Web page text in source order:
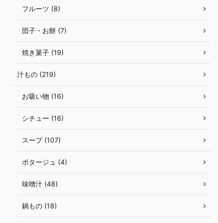
フルーツ (8)
団子・お餅 (7)
焼き菓子 (19)
汁もの (219)
お吸い物 (16)
シチュー (16)
スープ (107)
ポタージュ (4)
味噌汁 (48)
鍋もの (18)